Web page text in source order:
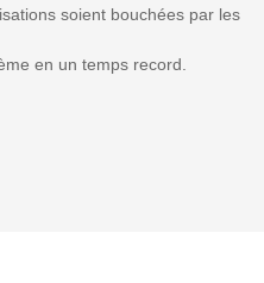
soient bouchées par les
en un temps record.